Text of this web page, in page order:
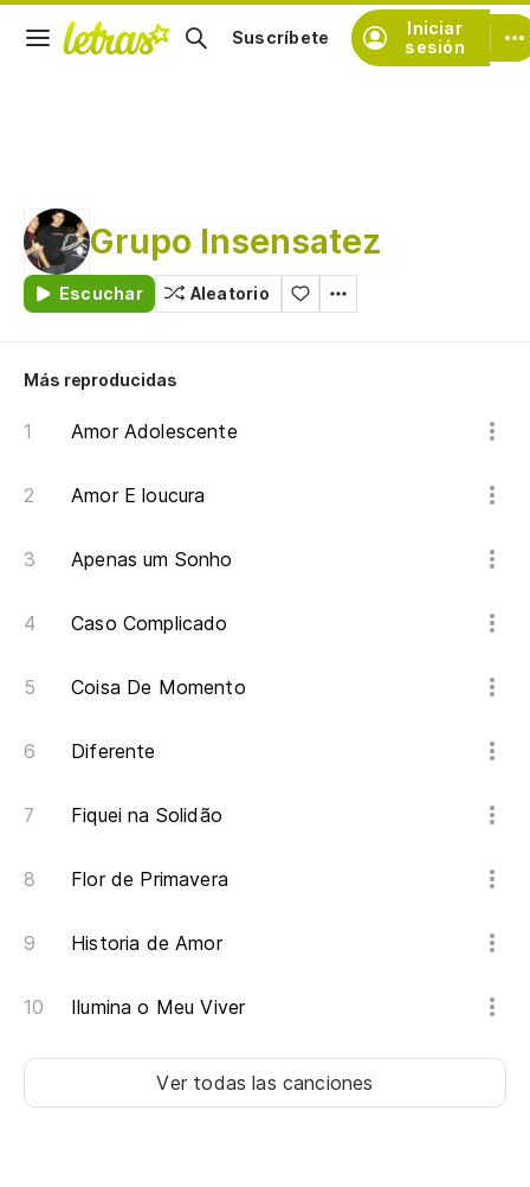
Iniciar
sesión
Suscríbete
Grupo Insensatez
Escuchar Aleatorio
Más reproducidas
Amor Adolescente
Amor E loucura
Apenas um Sonho
Caso Complicado
Coisa De Momento
Diferente
Fiquei na Solidão
Flor de Primavera
Historia de Amor
Ilumina o Meu Viver
Ver todas las canciones